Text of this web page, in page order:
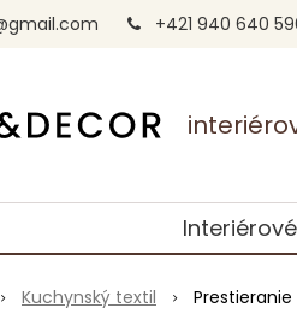
+421 940 640
Kuchynský textil